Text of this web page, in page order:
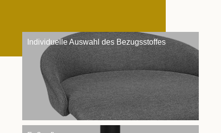
Individuelle Auswahl des Bezugsstoffes